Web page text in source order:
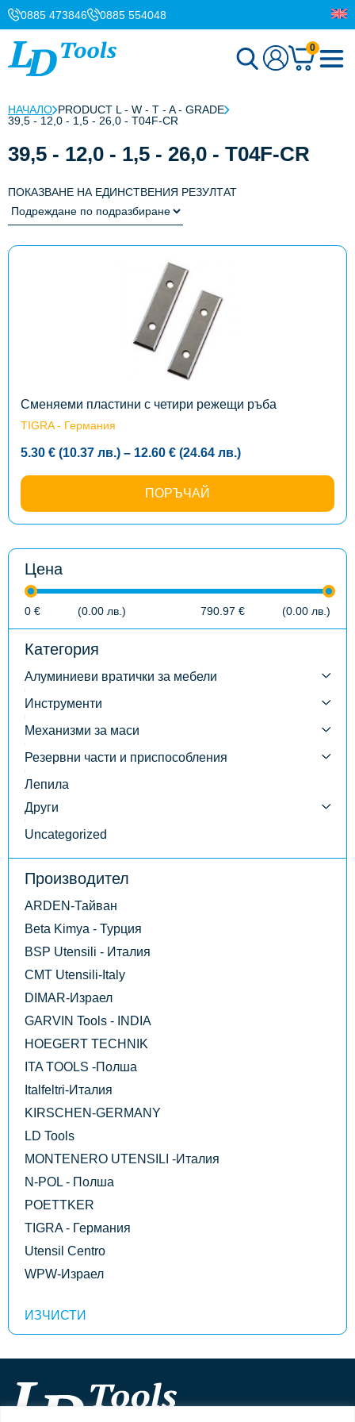
0885 473846 0885 554048
0
НАЧАЛО PRODUCT L - W - T - A - GRADE
39,5 - 12,0 - 1,5 - 26,0 - T04F-CR
39,5 - 12,0 - 1,5 - 26,0 - T04F-CR
ПОКАЗВАНЕ НА ЕДИНСТВЕНИЯ РЕЗУЛТАТ
Сменяеми пластини с четири режещи ръба
TIGRA - Германия
5.30 € (10.37 лв.) – 12.60 € (24.64 лв.)Price
5.30 €
through
12.60 €
лв.)
ПОРЪЧАЙ
the
page
Цена
0 € (0.00 лв. ) 790.97 € (0.00 лв. )
Категория
Алуминиеви вратички за мебели
Инструменти
Механизми за маси
Резервни части и приспособления
Лепила
Други
Uncategorized
Производител
ARDEN-Тайван
Beta Kimya - Турция
BSP Utensili - Италия
CMT Utensili-Italy
DIMAR-Израел
GARVIN Tools - INDIA
HOEGERT TECHNIK
ITA TOOLS -Полша
Italfeltri-Италия
KIRSCHEN-GERMANY
LD Tools
MONTENERO UTENSILI -Италия
N-POL - Полша
POETTKER
TIGRA - Германия
Utensil Centro
WPW-Израел